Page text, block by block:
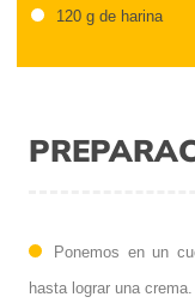
120 g de harina
Ponemos en un
hasta lograr una crema.